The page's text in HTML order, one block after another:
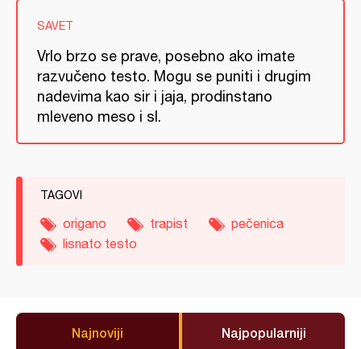
SAVET
Vrlo brzo se prave, posebno ako imate
razvučeno testo. Mogu se puniti i drugim
nadevima kao sir i jaja, prodinstano
mleveno meso i sl.
TAGOVI
origano trapist
pečenica
lisnato testo
Najnoviji Najpopularniji